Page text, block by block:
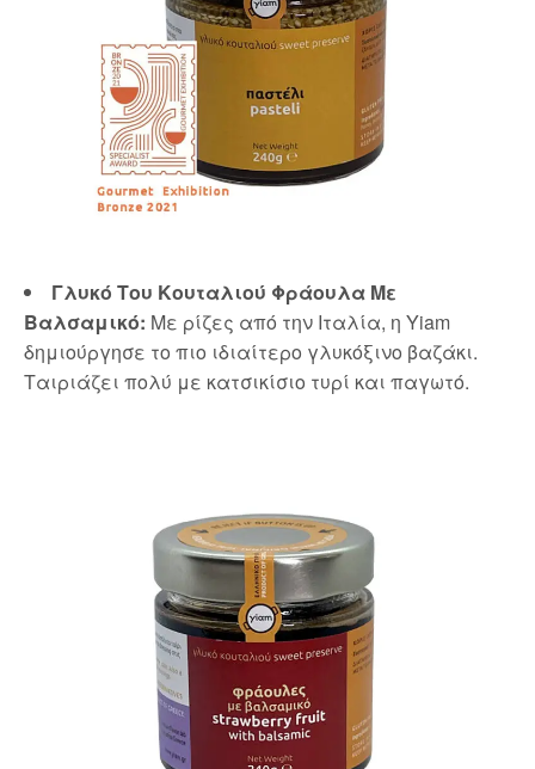
Γλυκό Του Κουταλιού Φράουλα Με
Βαλσαμικό: Με ρίζες από την Ιταλία, η Yiam
δημιούργησε το πιο ιδιαίτερο γλυκόξινο βαζάκι.
Ταιριάζει πολύ με κατσικίσιο τυρί και παγωτό.